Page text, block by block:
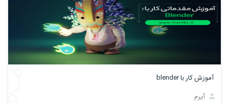
آموزش کار با blender
آیرم